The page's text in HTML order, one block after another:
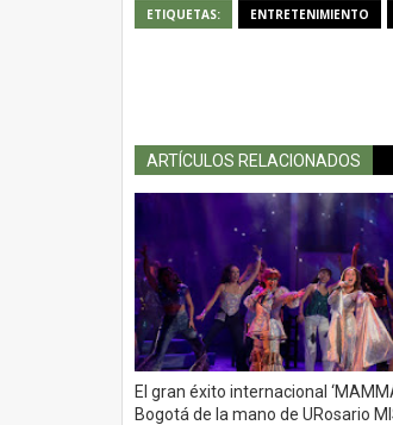
ETIQUETAS: ENTRETENIMIENTO
ARTÍCULOS RELACIONADOS
El gran éxito internacional
Bogotá de la mano de URosario